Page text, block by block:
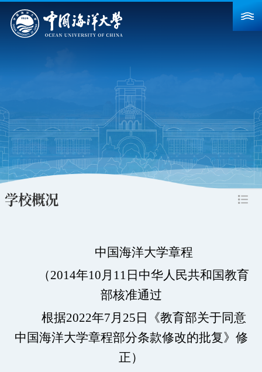
重点建设
教育教学
图书档案
校园服务
学校概况
中国海洋大学章程
（2014年10 月 11 日中华人民共和国教育
部核准通过
根据2022年7 月 25 日《教育部关于同意
中国海洋大学章程部分条款修改的批复》修
正）